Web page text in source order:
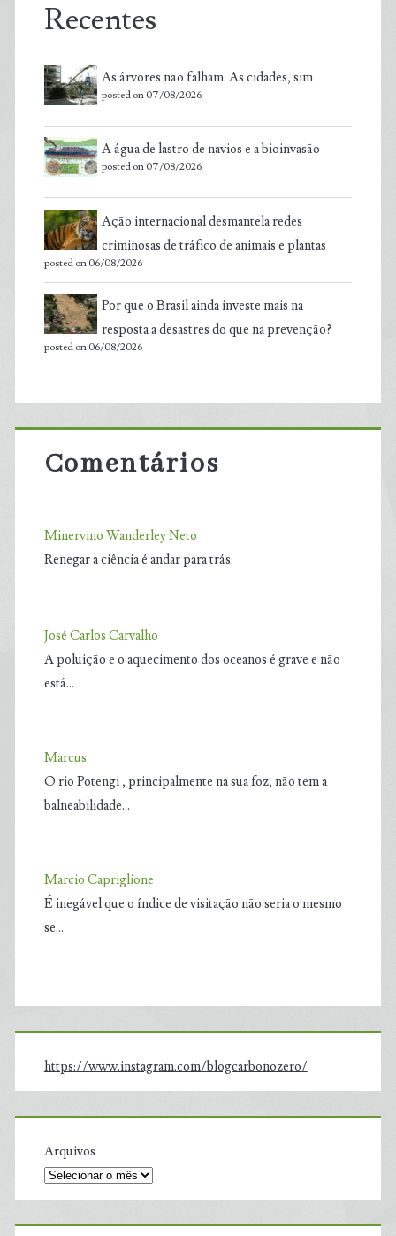
Recentes
As árvores não falham. As cidades, sim
posted on 07/08/2026
A água de lastro de navios e a bioinvasão
posted on 07/08/2026
Ação internacional desmantela redes
criminosas de tráfico de animais e plantas
posted on 06/08/2026
Por que o Brasil ainda investe mais na
resposta a desastres do que na prevenção?
posted on 06/08/2026
Comentários
Minervino Wanderley Neto
Renegar a ciência é andar para trás.
José Carlos Carvalho
A poluição e o aquecimento dos oceanos é grave e não
está…
Marcus
O rio Potengi , principalmente na sua foz, não tem a
balneabilidade…
Marcio Capriglione
É inegável que o índice de visitação não seria o mesmo
se…
https://www.instagram.com/blogcarbonozero/
Arquivos